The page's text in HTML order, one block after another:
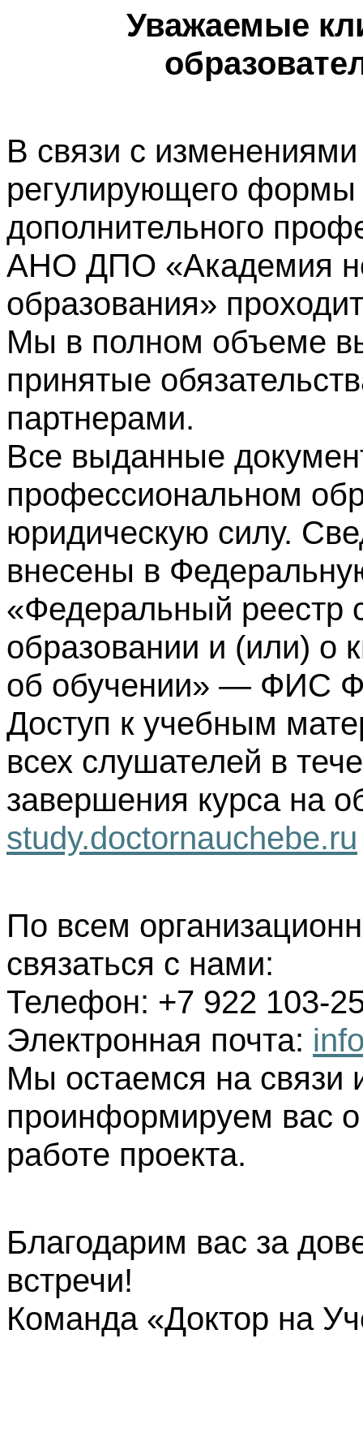
Уважаемые
В связи с изменениями
регулирующего формы
дополнительного
АНО ДПО «Академия
образования»
Мы в полном объеме
принятые
партнерами.
Все выданные
профессиональном
юридическую силу.
внесены в
«Федеральный реестр
образовании и (или) о
об обучении» — ФИС
Доступ к учебным
всех слушателей в
завершения курса на
study.doctornauchebe.ru
По всем
связаться с нами:
Телефон: +7 922 103-
Электронная почта:
Мы остаемся на связи
проинформируем вас
работе проекта.
Благодарим вас за
встречи!
Команда «Доктор на